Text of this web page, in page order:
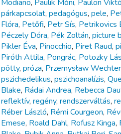
Modiano, Paulik Móni, Paulon
párkapcsolat, pedagógus, pele,
Flóra, Petőfi, Petr Sís, Petrikovics
Péczely Dóra, Pék Zoltán, picture
Pikler Éva, Pinocchio, Piret Raud,
Piróth Attila, Pongrác, Potozky
pötty, próza, Przemysław
pszichedelikus, pszichoanalízis,
Blake, Rádai Andrea, Rebecca
reflektív, regény, rendszerváltás,
Réber László, Rémi Courgeon,
Emese, Roald Dahl, Rofusz Kinga,